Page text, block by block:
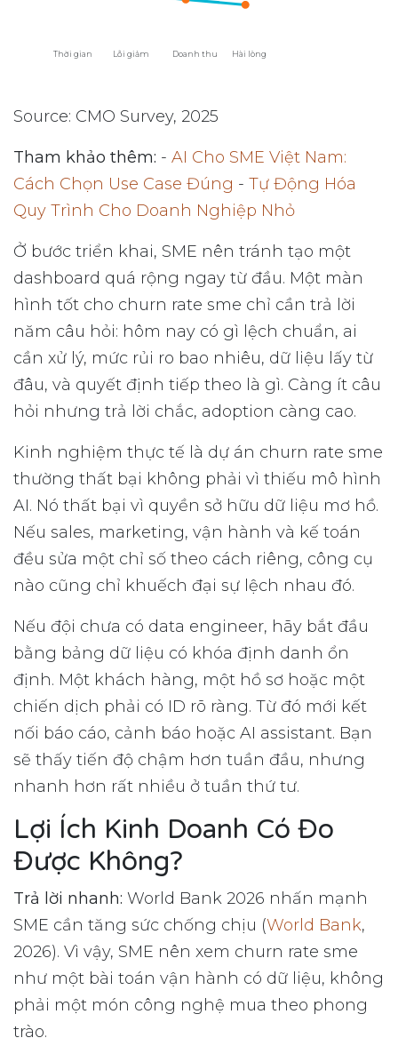
Thời gian Lỗi giảm Doanh thu Hài lòng
Source: CMO Survey, 2025
Tham khảo thêm: - AI Cho SME Việt Nam:
Cách Chọn Use Case Đúng - Tự Động Hóa
Quy Trình Cho Doanh Nghiệp Nhỏ
Ở bước triển khai, SME nên tránh tạo một
dashboard quá rộng ngay từ đầu. Một màn
hình tốt cho churn rate sme chỉ cần trả lời
năm câu hỏi: hôm nay có gì lệch chuẩn, ai
cần xử lý, mức rủi ro bao nhiêu, dữ liệu lấy từ
đâu, và quyết định tiếp theo là gì. Càng ít câu
hỏi nhưng trả lời chắc, adoption càng cao.
Kinh nghiệm thực tế là dự án churn rate sme
thường thất bại không phải vì thiếu mô hình
AI. Nó thất bại vì quyền sở hữu dữ liệu mơ hồ.
Nếu sales, marketing, vận hành và kế toán
đều sửa một chỉ số theo cách riêng, công cụ
nào cũng chỉ khuếch đại sự lệch nhau đó.
Nếu đội chưa có data engineer, hãy bắt đầu
bằng bảng dữ liệu có khóa định danh ổn
định. Một khách hàng, một hồ sơ hoặc một
chiến dịch phải có ID rõ ràng. Từ đó mới kết
nối báo cáo, cảnh báo hoặc AI assistant. Bạn
sẽ thấy tiến độ chậm hơn tuần đầu, nhưng
nhanh hơn rất nhiều ở tuần thứ tư.
Lợi Ích Kinh Doanh Có Đo
Được Không?
Trả lời nhanh: World Bank 2026 nhấn mạnh
SME cần tăng sức chống chịu (World Bank,
2026). Vì vậy, SME nên xem churn rate sme
như một bài toán vận hành có dữ liệu, không
phải một món công nghệ mua theo phong
trào.